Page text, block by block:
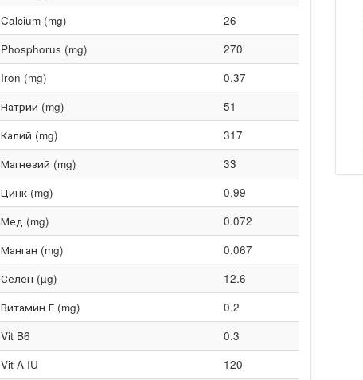
Calcium (mg)
26
Phosphorus (mg)
270
Iron (mg)
0.37
Натрий (mg)
51
Калий (mg)
317
Магнезий (mg)
33
Цинк (mg)
0.99
Мед (mg)
0.072
Манган (mg)
0.067
Селен (µg)
12.6
Витамин Е (mg)
0.2
Vit B6
0.3
Vit A IU
120